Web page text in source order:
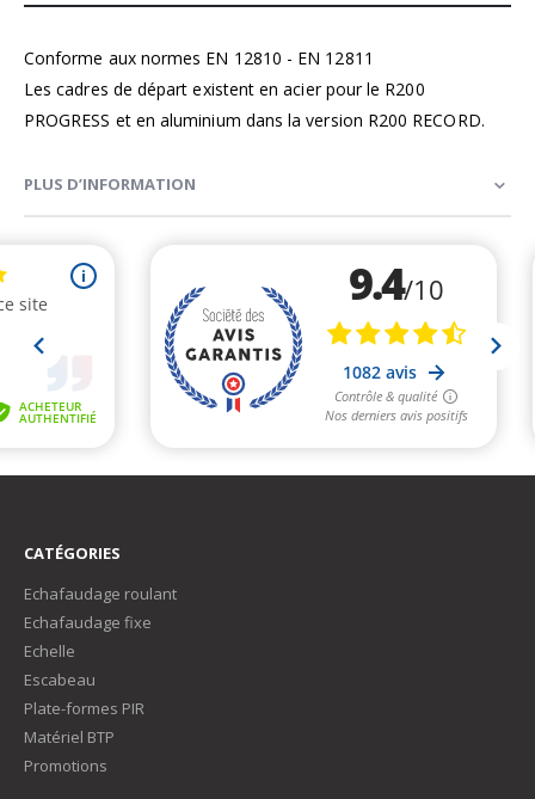
Conforme aux normes EN 12810 - EN 12811
Les cadres de départ existent en acier pour le R200
PROGRESS et en aluminium dans la version R200 RECORD.
PLUS D’INFORMATION
CATÉGORIES
Echafaudage roulant
Echafaudage fixe
Echelle
Escabeau
Plate-formes PIR
Matériel BTP
Promotions